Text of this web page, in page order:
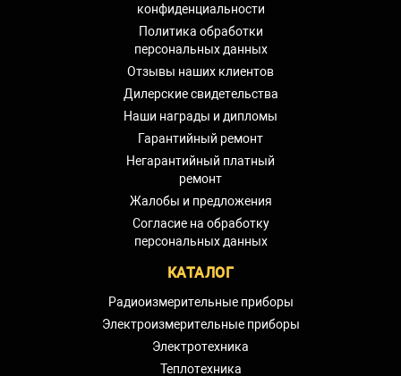
конфиденциальности
Политика обработки
персональных данных
Отзывы наших клиентов
Дилерские свидетельства
Наши награды и дипломы
Гарантийный ремонт
Негарантийный платный
ремонт
Жалобы и предложения
Согласие на обработку
персональных данных
КАТАЛОГ
Радиоизмерительные приборы
Электроизмерительные приборы
Электротехника
Теплотехника